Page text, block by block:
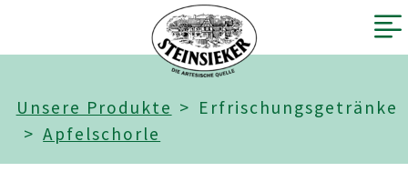
Unsere Produkte
Erfrischungsgetränke
Apfelschorle